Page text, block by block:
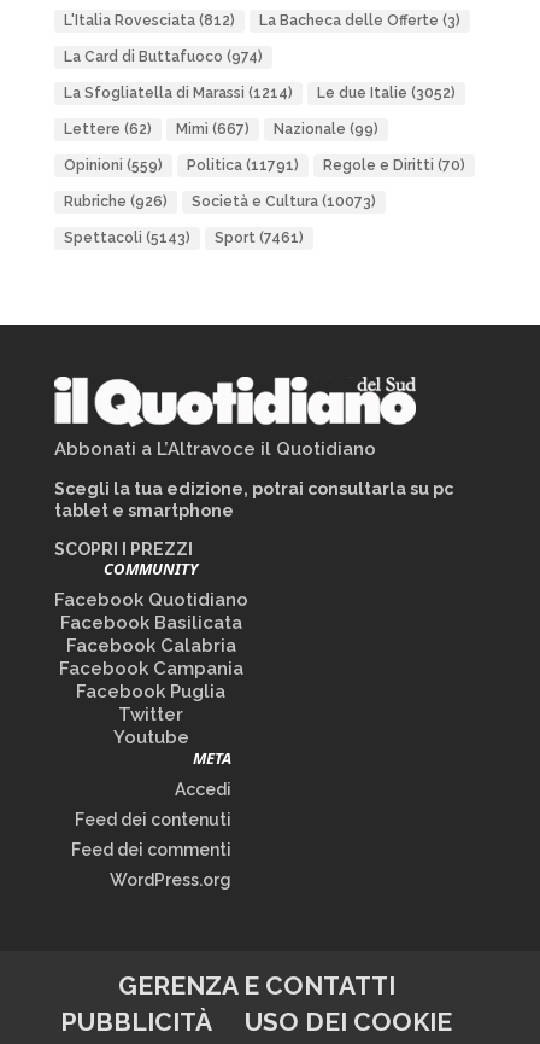
L'Italia Rovesciata(812) La Bacheca delle Offerte (3)
La Card di Buttafuoco (974)
La Sfogliatella di Marassi (1214) Le due Italie (3052)
Lettere (62) Mimì (667) Nazionale (99)
Opinioni (559) Politica(11791) Regole e Diritti (70)
Rubriche (926) Società e Cultura(10073)
Spettacoli (5143) Sport(7461)
Abbonati a L’Altravoce il Quotidiano
Scegli la tua edizione, potrai consultarla su pc
tablet e smartphone
SCOPRI I PREZZI
COMMUNITY
Facebook Quotidiano
Facebook Basilicata
Facebook Calabria
Facebook Campania
Facebook Puglia
Twitter
Youtube
META
Accedi
Feed dei contenuti
Feed dei commenti
WordPress.org
GERENZA E CONTATTI
PUBBLICITÀ
USO DEI COOKIE